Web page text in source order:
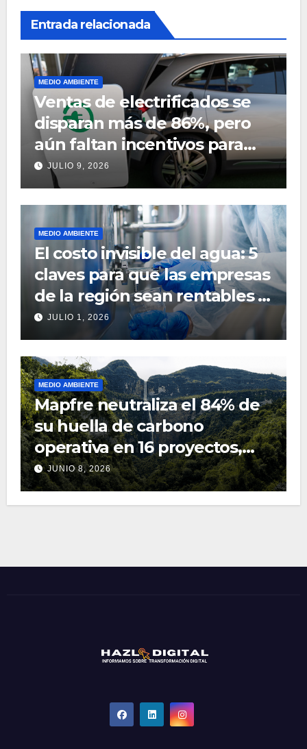
Entrada relacionada
MEDIO AMBIENTE
Ventas de electrificados se
disparan más de 86%, pero
aún faltan incentivos para
acelerar su adopción
JULIO 9, 2026
MEDIO AMBIENTE
El costo invisible del agua: 5
claves para que las empresas
de la región sean rentables y
sostenibles en 2026
JULIO 1, 2026
MEDIO AMBIENTE
Mapfre neutraliza el 84% de
su huella de carbono
operativa en 16 proyectos,
que incluye a Perú
JUNIO 8, 2026